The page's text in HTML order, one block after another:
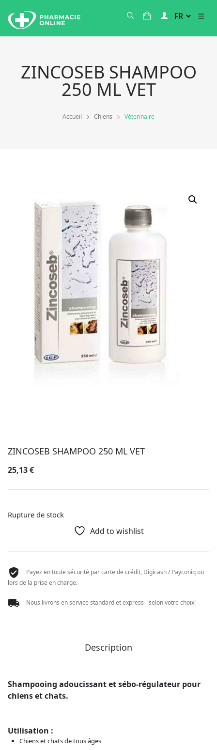
ZINCOSEB SHAMPOO
250 ML VET
Accueil Chiens Véterinaire
ZINCOSEB SHAMPOO 250 ML VET
25,13€
Rupture de stock
Add to wishlist
Payez en toute sécurité par carte de crédit, Digicash / Payconiq ou
lors de la prise en charge.
Nous livrons en service standard et express - selon votre choix!
Description
Shampooing adoucissant et sébo-régulateur pour
chiens et chats.
Utilisation :
Chiens et chats de tous âges